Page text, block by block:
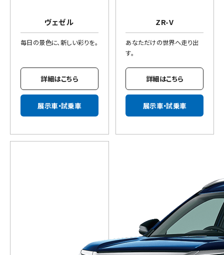
ヴェゼル
毎日の景色に、新しい彩りを。
詳細はこちら
展示車・試乗車
ZR-V
あなただけの世界へ走り出
す。
詳細はこちら
展示車・試乗車